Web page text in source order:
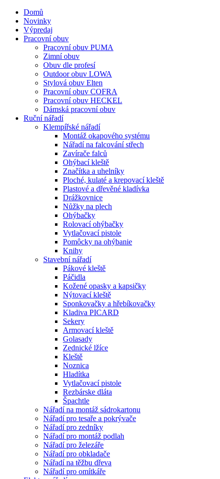
Domů
Novinky
Výpredaj
Pracovní obuv
Pracovní obuv PUMA
Zimní obuv
Obuv dle profesí
Outdoor obuv LOWA
Stylová obuv Elten
Pracovní obuv COFRA
Pracovní obuv HECKEL
Dámská pracovní obuv
Ruční nářadí
Klempířské nářadí
Montáž okapového systému
Nářadí na falcování střech
Zavírače falců
Ohýbací kleště
Značítka a uhelníky
Ploché, kulaté a krepovací kleště
Plastové a dřevěné kladívka
Drážkovnice
Nůžky na plech
Ohýbačky
Rolovací ohýbačky
Vytlačovací pistole
Pomôcky na ohýbanie
Knihy
Stavební nářadí
Pákové kleště
Páčidla
Kožené opasky a kapsičky
Nýtovací kleště
Sponkovačky a hřebíkovačky
Kladiva PICARD
Sekery
Armovací kleště
Golasady
Zednické lžíce
Kleště
Noznica
Hladítka
Vytlačovací pistole
Rezbárske dláta
Špachtle
Nářadí na montáž sádrokartonu
Nářadí pro tesaře a pokrývače
Nářadí pro zedníky
Nářadí pro montáž podlah
Nářadí pro železáře
Nářadí pro obkladače
Nářadí na těžbu dřeva
Nářadí pro omítkáře